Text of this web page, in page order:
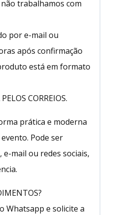
trabalhamos com
por e-mail ou
após confirmação
está em formato
CORREIOS.
prática e moderna
Pode ser
mail ou redes sociais,
Whatsapp e solicite a